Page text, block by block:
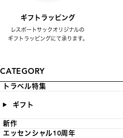
ギフトラッピング
レスポートサックオリジナルの
ギフトラッピングにて承ります。
CATEGORY
トラベル特集
ギフト
新作
エッセンシャル10周年